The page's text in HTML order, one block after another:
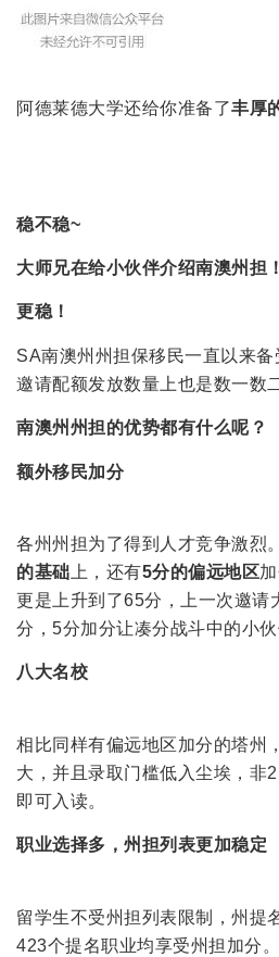
阿德莱德大学还给你准备了丰厚
稳不稳~
大师兄在给小伙伴介绍南澳州担！
更稳！
SA南澳州州担保移民一直以来
邀请配额发放数量上也是数一数
南澳州州担的优势都有什么呢？
额外移民加分
各州州担为了得到人才竞争激烈
的基础 上，还有5分的偏远地区
更是上升到了65分，上一次邀请
分，5分加分让凑分战斗中的小伙
八大名校
相比同样有偏远地区加分的塔州
大，并且录取门槛低入尘埃，非
即可入读。
职业选择多，州担列表更加稳定
留学生不受州担列表限制，州提
423个提名职业均享受州担加分。